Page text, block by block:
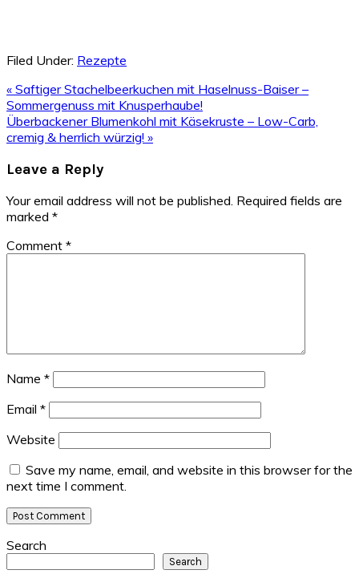
Filed Under: Rezepte
Previous
Post:
« Saftiger Stachelbeerkuchen mit Haselnuss-Baiser –
Sommergenuss mit Knusperhaube!
Next
Post:
Überbackener Blumenkohl mit Käsekruste – Low-Carb,
cremig & herrlich würzig! »
Interactions
Leave a Reply
Your email address will not be published. Required fields are
marked *
Comment *
Name *
Email *
Website
Save my name, email, and website in this browser for the
next time I comment.
Primary
Search
Search